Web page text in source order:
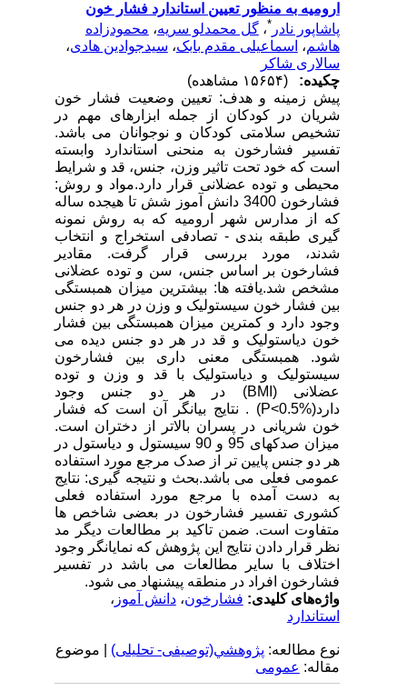
ارومیه به منظور تعیین استاندارد فشار خون
پاشاپور نادر* ،گل محمدلو سریه،محمودزاده
هاشم،اسماعیلی مقدم بابک،سیدجوادین هادی،
سالاری شاکر
چکیده:
پیش زمینه و هدف: تعیین وضعیت فشار خون
شریان در کودکان از جمله ابزارهای مهم در
تشخیص سلامتی کودکان و نوجوانان می باشد.
تفسیر فشارخون به منحنی استاندارد وابسته
است که خود تحت تاثیر وزن، جنس، قد و شرایط
محیطی و توده عضلانی قرار دارد.مواد و روش:
فشارخون 3400 دانش آموز شش تا هیجده ساله
که از مدارس شهر ارومیه که به روش نمونه
گیری طبقه بندی - تصادفی استخراج و انتخاب
شدند، مورد بررسی قرار گرفت. مقادیر
فشارخون بر اساس جنس، سن و توده عضلانی
مشخص شد.یافته ها: بیشترین میزان همبستگی
بین فشار خون سیستولیک و وزن در هر دو جنس
وجود دارد و کمترین میزان همبستگی بین فشار
خون دیاستولیک و قد در هر دو جنس دیده می
شود. همبستگی معنی داری بین فشارخون
سیستولیک و دیاستولیک با قد و وزن و توده
عضلانی (BMI) در هر دو جنس وجود
دارد(P<0.5%) . نتایج بیانگر آن است که فشار
خون شریانی در پسران بالاتر از دختران است.
میزان صدکهای 95 و 90 سیستول و دیاستول در
هر دو جنس پایین تر از صدک مرجع مورد استفاده
عمومی فعلی می باشد.بحث و نتیجه گیری: نتایج
به دست آمده با مرجع مورد استفاده فعلی
کشوری تفسیر فشارخون در بعضی شاخص ها
متفاوت است. ضمن تاکید بر مطالعات دیگر مد
نظر قرار دادن نتایج این پژوهش که نمایانگر وجود
اختلاف با سایر مطالعات می باشد در تفسیر
فشارخون افراد در منطقه پیشنهاد می شود.
واژه‌های کلیدی:فشارخون،دانش آموز،
استاندارد
نوع مطالعه:پژوهشي(توصیفی- تحلیلی) | موضوع
مقاله:عمومى